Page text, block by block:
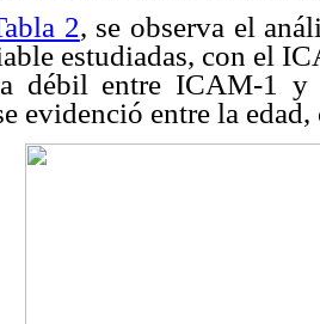
2, se observa el
estudiadas, con el
débil entre ICAM-1 y
evidenció entre la